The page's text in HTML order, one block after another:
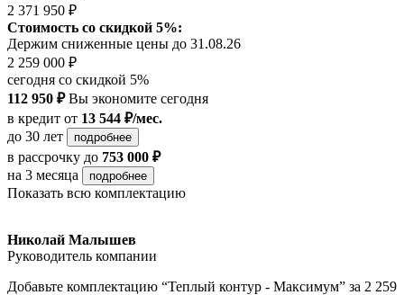
2 371 950 ₽
Стоимость со скидкой 5%:
Держим сниженные цены до 31.08.26
2 259 000 ₽
сегодня со скидкой 5%
112 950 ₽Вы экономите сегодня
в кредит от 13 544 ₽/мес.
до 30 лет
подробнее
в рассрочку до 753 000 ₽
на 3 месяца
подробнее
Показать всю комплектацию
Николай Малышев
Руководитель компании
Добавьте комплектацию “Теплый контур - Максимум” за 2 259